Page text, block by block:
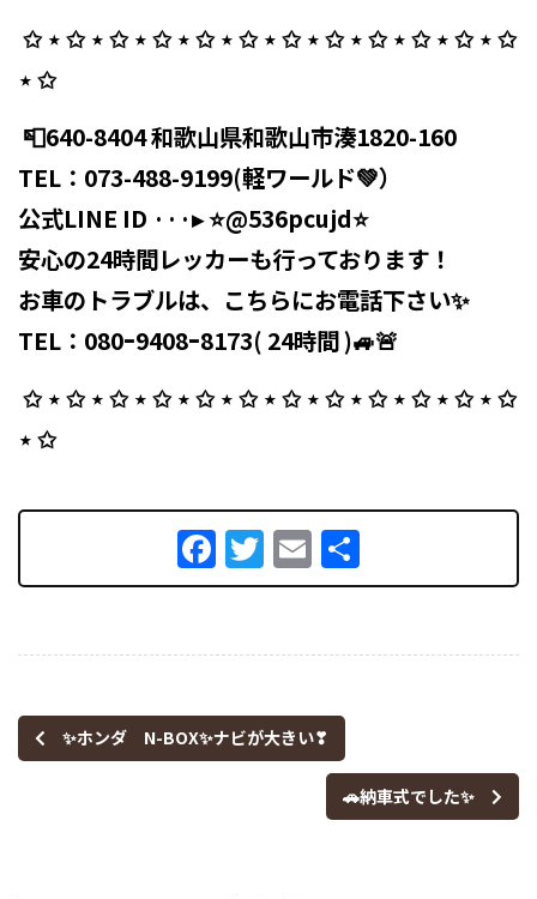
⁡ ✩ ⋆ ✩ ⋆ ✩ ⋆ ✩ ⋆ ✩ ⋆ ✩ ⋆ ✩ ⋆ ✩ ⋆ ✩ ⋆ ✩ ⋆ ✩ ⋆ ✩
⋆ ✩
⁡ 📮640-8404 和歌山県和歌山市湊1820-160 ⁡
TEL：073-488-9199(軽ワールド💚）
公式LINE ID ···▸ ⭐️@536pcujd⭐️ ⁡
安心の24時間レッカーも行っております！
お車のトラブルは、こちらにお電話下さい✨
TEL：080ｰ9408ｰ8173( 24時間 )🚙🚨
⁡ ✩ ⋆ ✩ ⋆ ✩ ⋆ ✩ ⋆ ✩ ⋆ ✩ ⋆ ✩ ⋆ ✩ ⋆ ✩ ⋆ ✩ ⋆✩ ⋆ ✩
⋆ ✩
Facebook
Twitter
Email
有
✨ホンダ N-BOX✨ナビが大きい❣
🚗納車式でした✨